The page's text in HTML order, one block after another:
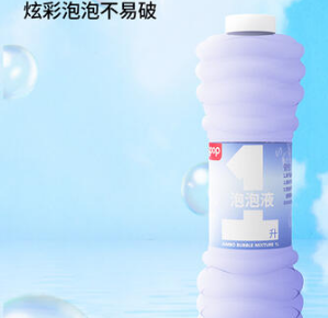
拼砌组合及乐高LEGO
玩具车，货车，火车及遥控系列
手工艺，文具，蜡笔，泥胶，画板
娃娃，芭比，收藏公仔